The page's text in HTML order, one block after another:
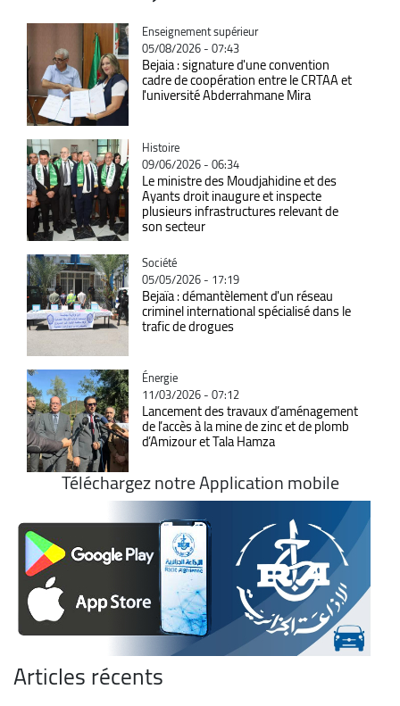
Catégorie
Enseignement supérieur
05/08/2026 - 07:43
Bejaia : signature d'une convention
cadre de coopération entre le CRTAA et
l'université Abderrahmane Mira
Catégorie
Histoire
09/06/2026 - 06:34
Le ministre des Moudjahidine et des
Ayants droit inaugure et inspecte
plusieurs infrastructures relevant de
son secteur
Catégorie
Société
05/05/2026 - 17:19
Bejaïa : démantèlement d'un réseau
criminel international spécialisé dans le
trafic de drogues
Catégorie
Énergie
11/03/2026 - 07:12
Lancement des travaux d’aménagement
de l’accès à la mine de zinc et de plomb
d’Amizour et Tala Hamza
Téléchargez notre Application mobile
Articles récents